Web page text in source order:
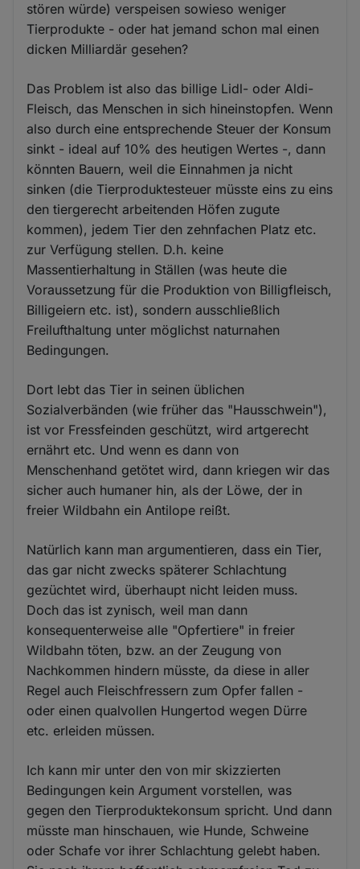
stören würde) verspeisen sowieso weniger
Tierprodukte - oder hat jemand schon mal einen
dicken Milliardär gesehen?
Das Problem ist also das billige Lidl- oder Aldi-
Fleisch, das Menschen in sich hineinstopfen. Wenn
also durch eine entsprechende Steuer der Konsum
sinkt - ideal auf 10% des heutigen Wertes -, dann
könnten Bauern, weil die Einnahmen ja nicht
sinken (die Tierproduktesteuer müsste eins zu eins
den tiergerecht arbeitenden Höfen zugute
kommen), jedem Tier den zehnfachen Platz etc.
zur Verfügung stellen. D.h. keine
Massentierhaltung in Ställen (was heute die
Voraussetzung für die Produktion von Billigfleisch,
Billigeiern etc. ist), sondern ausschließlich
Freilufthaltung unter möglichst naturnahen
Bedingungen.
Dort lebt das Tier in seinen üblichen
Sozialverbänden (wie früher das "Hausschwein"),
ist vor Fressfeinden geschützt, wird artgerecht
ernährt etc. Und wenn es dann von
Menschenhand getötet wird, dann kriegen wir das
sicher auch humaner hin, als der Löwe, der in
freier Wildbahn ein Antilope reißt.
Natürlich kann man argumentieren, dass ein Tier,
das gar nicht zwecks späterer Schlachtung
gezüchtet wird, überhaupt nicht leiden muss.
Doch das ist zynisch, weil man dann
konsequenterweise alle "Opfertiere" in freier
Wildbahn töten, bzw. an der Zeugung von
Nachkommen hindern müsste, da diese in aller
Regel auch Fleischfressern zum Opfer fallen -
oder einen qualvollen Hungertod wegen Dürre
etc. erleiden müssen.
Ich kann mir unter den von mir skizzierten
Bedingungen kein Argument vorstellen, was
gegen den Tierproduktekonsum spricht. Und dann
müsste man hinschauen, wie Hunde, Schweine
oder Schafe vor ihrer Schlachtung gelebt haben.